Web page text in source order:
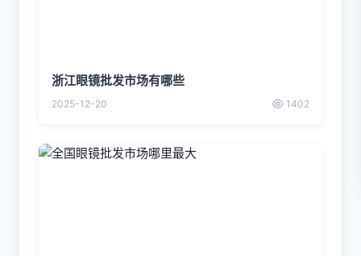
浙江眼镜批发市场有哪些
2025-12-20 1402